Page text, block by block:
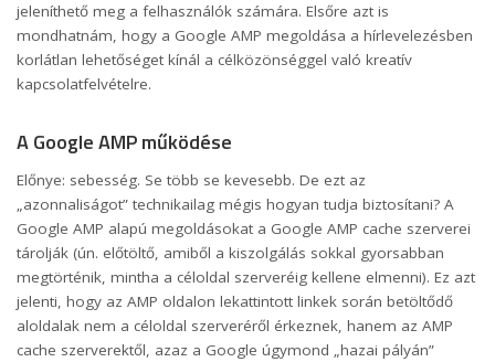
jeleníthető meg a felhasználók számára. Elsőre azt is
mondhatnám, hogy a Google AMP megoldása a hírlevelezésben
korlátlan lehetőséget kínál a célközönséggel való kreatív
kapcsolatfelvételre.
A Google AMP működése
Előnye: sebesség. Se több se kevesebb. De ezt az
„azonnaliságot” technikailag mégis hogyan tudja biztosítani? A
Google AMP alapú megoldásokat a Google AMP cache szerverei
tárolják (ún. előtöltő, amiből a kiszolgálás sokkal gyorsabban
megtörténik, mintha a céloldal szerveréig kellene elmenni). Ez azt
jelenti, hogy az AMP oldalon lekattintott linkek során betöltődő
aloldalak nem a céloldal szerveréről érkeznek, hanem az AMP
cache szerverektől, azaz a Google úgymond „hazai pályán”